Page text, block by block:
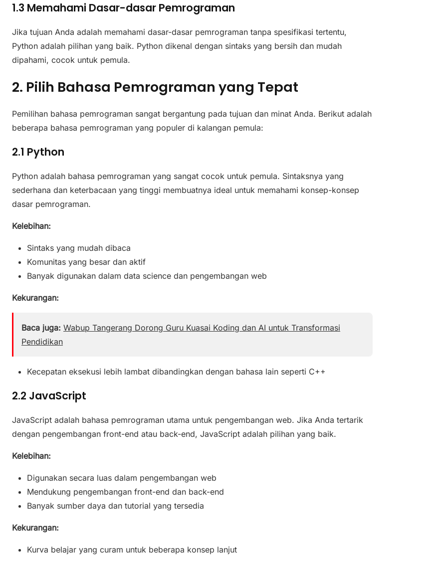
1.3 Memahami Dasar-dasar Pemrograman
Jika tujuan Anda adalah memahami dasar-dasar pemrograman tanpa spesifikasi tertentu,
Python adalah pilihan yang baik. Python dikenal dengan sintaks yang bersih dan mudah
dipahami, cocok untuk pemula.
2. Pilih Bahasa Pemrograman yang Tepat
Pemilihan bahasa pemrograman sangat bergantung pada tujuan dan minat Anda. Berikut adalah
beberapa bahasa pemrograman yang populer di kalangan pemula:
2.1 Python
Python adalah bahasa pemrograman yang sangat cocok untuk pemula. Sintaksnya yang
sederhana dan keterbacaan yang tinggi membuatnya ideal untuk memahami konsep-konsep
dasar pemrograman.
Kelebihan:
Sintaks yang mudah dibaca
Komunitas yang besar dan aktif
Banyak digunakan dalam data science dan pengembangan web
Kekurangan:
Baca juga: Wabup Tangerang Dorong Guru Kuasai Koding dan AI untuk Transformasi
Pendidikan
Kecepatan eksekusi lebih lambat dibandingkan dengan bahasa lain seperti C++
2.2 JavaScript
JavaScript adalah bahasa pemrograman utama untuk pengembangan web. Jika Anda tertarik
dengan pengembangan front-end atau back-end, JavaScript adalah pilihan yang baik.
Kelebihan:
Digunakan secara luas dalam pengembangan web
Mendukung pengembangan front-end dan back-end
Banyak sumber daya dan tutorial yang tersedia
Kekurangan:
Kurva belajar yang curam untuk beberapa konsep lanjut